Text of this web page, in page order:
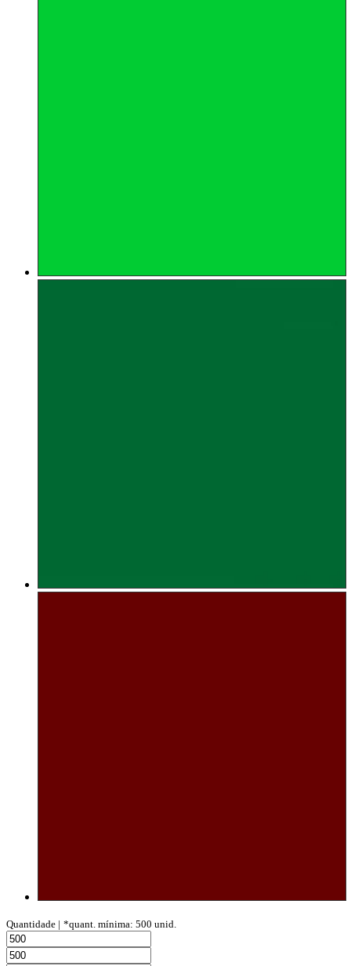
Quantidade | *quant. mínima: 500 unid.